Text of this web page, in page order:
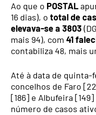
Ao que o POSTAL
16 dias), ototal de
elevava-se a 3803
mais 94), com41
contabiliza 48, mais
Até à data de quinta-
concelhos de Faro
[186] e Albufeira
número de casos